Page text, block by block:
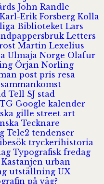
John Randle
Karl-Erik Forsberg Kolla
Biblioteket Lars
Letters
Martin Lexelius
Ulmaja Norge Olafur
Örjan Norling
post pris resa
sammankomst
Tell SJ stad
Google kalender
gille street art
Tecknare
Tele2 tendenser
tryckerihistoria
Typografisk fredag
urban
utställning UX
på väg?